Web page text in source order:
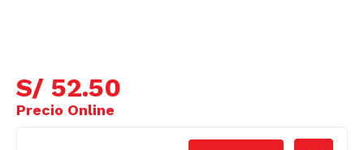
S/ 52.50